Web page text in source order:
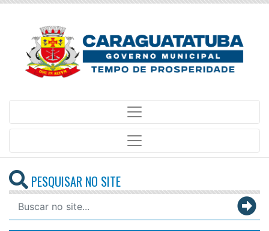
PESQUISAR NO SITE